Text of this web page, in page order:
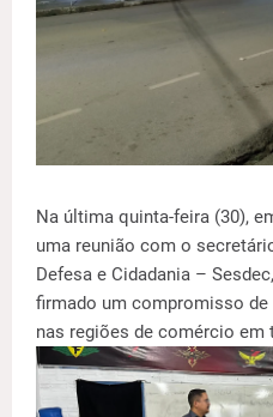
Na última quinta-feira (30),
uma reunião com o
Defesa e Cidadania –
firmado um compromisso
nas regiões de comércio em